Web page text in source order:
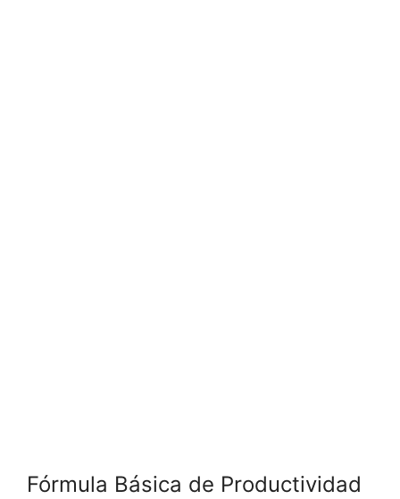
Fórmula Básica de Productividad